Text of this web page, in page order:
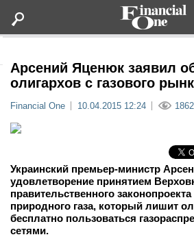
Статьи
Lifestyle
Мероприятия
Арсений Яценюк заявил
олигархов с газового
Financial One 10.04.2015 12:24 1862
Украинский премьер-министр
удовлетворение принятием
правительственного
природного газа, который лишит
бесплатно пользоваться
сетями.